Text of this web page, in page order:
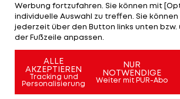
A post shared by laola1_at
Werbung fortzufahren. Sie können mit
individuelle Auswahl zu treffen. Sie
jederzeit über den Button links unten bzw.
der Fußzeile anpassen.
ALLE
AKZEPTIEREN
Tracking und
Personalisierung
NUR
NOTWENDIGE
Weiter mit PUR-Abo